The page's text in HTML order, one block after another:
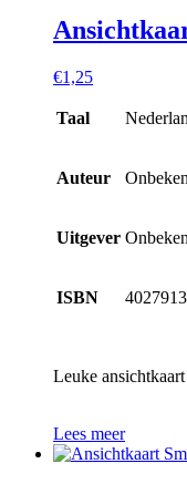
€1,25
Taal
Auteur
Uitgever
ISBN
Leuke
Lees meer